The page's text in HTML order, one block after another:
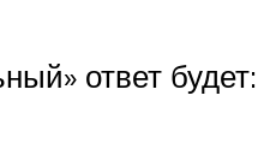
ответ будет: